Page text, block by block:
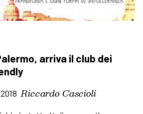
arriva il club dei
Riccardo Cascioli